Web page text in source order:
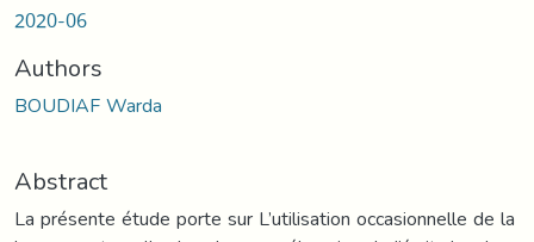
2020-06
Authors
BOUDIAF Warda
Abstract
La présente étude porte sur L’utilisation occasionnelle de la